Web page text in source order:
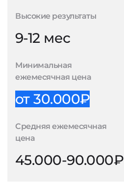
Высокие результаты
9-12 мес
Минимальная
ежемесячная цена
от 30.000₽
Средняя ежемесячная
цена
45.000-90.000₽